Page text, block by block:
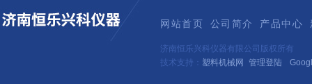
网站首页 公司简介 产品中心
济南恒乐兴科仪器有限公司版权所有
技术支持： 塑料机械网 管理登陆